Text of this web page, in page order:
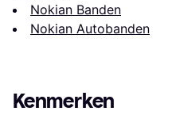
Nokian Banden
Nokian Autobanden
Kenmerken